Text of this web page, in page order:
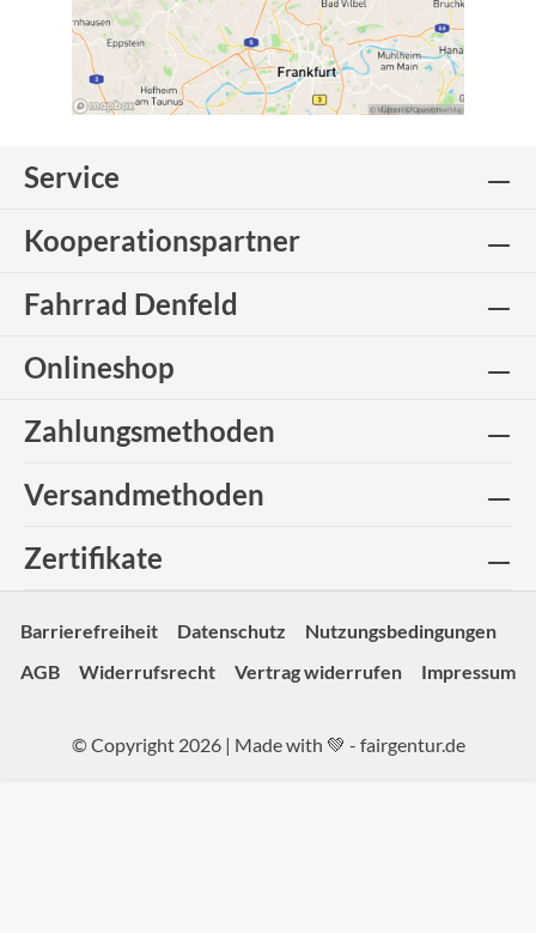
Service
Kooperationspartner
Fahrrad Denfeld
Onlineshop
Zahlungsmethoden
Versandmethoden
Zertifikate
Barrierefreiheit Datenschutz
Nutzungsbedingungen
AGB
Widerrufsrecht Vertrag widerrufen Impressum
© Copyright 2026 | Made with 💚 - fairgentur.de